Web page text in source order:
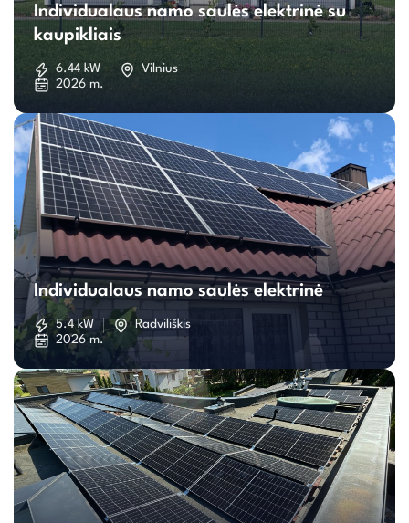
namo
saulės
kaupikliais
Individualaus namo saulės elektrinė su
kaupikliais
6.44 kW
Vilnius
2026 m.
Individualaus
namo
saulės
Individualaus namo saulės elektrinė
5.4 kW
Radviliškis
2026 m.
Plokščio